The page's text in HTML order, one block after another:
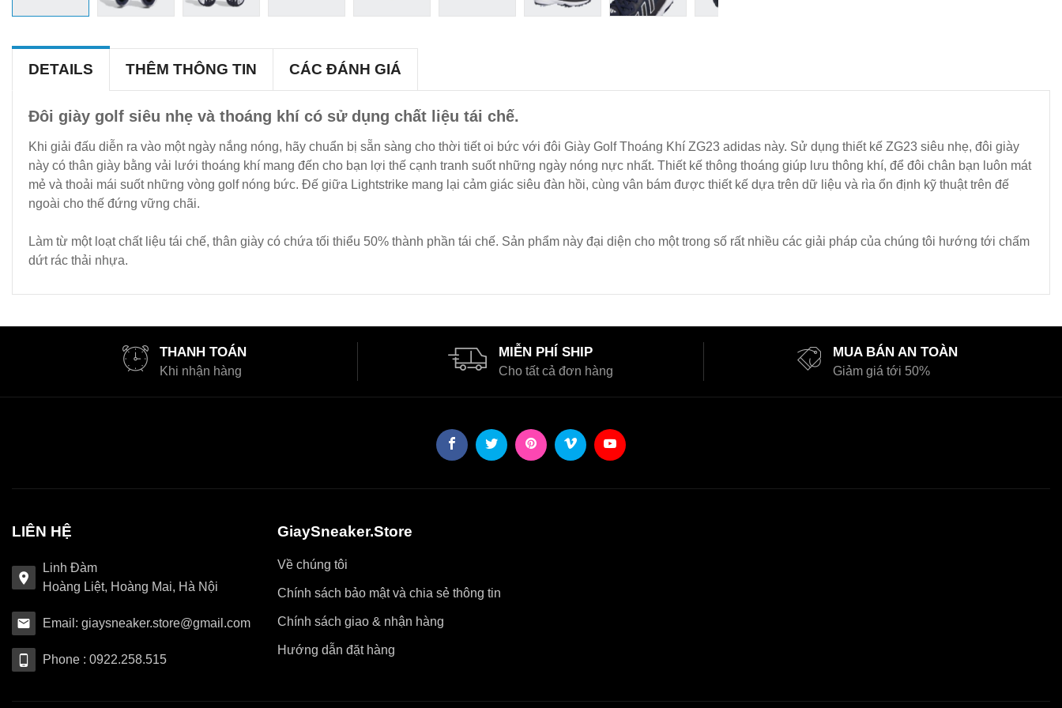
DETAILS THÊM THÔNG TIN CÁC ĐÁNH GIÁ
Đôi giày golf siêu nhẹ và thoáng khí có sử dụng chất liệu tái chế.
Khi giải đấu diễn ra vào một ngày nắng nóng, hãy chuẩn bị sẵn sàng cho thời tiết oi bức với đôi Giày Golf Thoáng Khí ZG23 adidas này. Sử dụng thiết kế ZG23 siêu nhẹ, đôi giày
này có thân giày bằng vải lưới thoáng khí mang đến cho bạn lợi thế cạnh tranh suốt những ngày nóng nực nhất. Thiết kế thông thoáng giúp lưu thông khí, để đôi chân bạn luôn mát
mẻ và thoải mái suốt những vòng golf nóng bức. Đế giữa Lightstrike mang lại cảm giác siêu đàn hồi, cùng vân bám được thiết kế dựa trên dữ liệu và rìa ổn định kỹ thuật trên đế
ngoài cho thế đứng vững chãi.
Làm từ một loạt chất liệu tái chế, thân giày có chứa tối thiểu 50% thành phần tái chế. Sản phẩm này đại diện cho một trong số rất nhiều các giải pháp của chúng tôi hướng tới chấm
dứt rác thải nhựa.
THANH TOÁN
Khi nhận hàng
MIỄN PHÍ SHIP
Cho tất cả đơn hàng
MUA BÁN AN TOÀN
Giảm giá tới 50%
LIÊN HỆ
Linh Đàm
Hoàng Liệt, Hoàng Mai, Hà Nội
Email: giaysneaker.store@gmail.com
Phone : 0922.258.515
GiaySneaker.Store
Về chúng tôi
Chính sách bảo mật và chia sẻ thông tin
Chính sách giao & nhận hàng
Hướng dẫn đặt hàng